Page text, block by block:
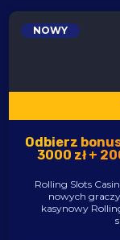
NOWY
Odbierz
3000 zł +
Rolling Slots
nowych
kasynowy